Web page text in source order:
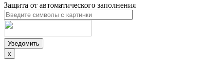
Защита от автоматического заполнения
Уведомить
x